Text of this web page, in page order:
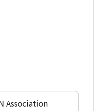
Association